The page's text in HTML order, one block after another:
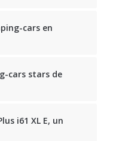
cars en
cars stars de
i61 XL E, un